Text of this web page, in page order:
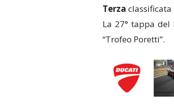
Terza classificata
La 27° tappa del
“Trofeo Poretti”.